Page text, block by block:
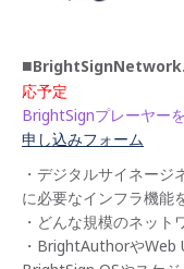
■
応予定
BrightSignプレーヤ
申し込みフォーム
・デジタルサイネー
に必要なインフラ機能
・どんな規模のネット
・BrightAuthorやWeb